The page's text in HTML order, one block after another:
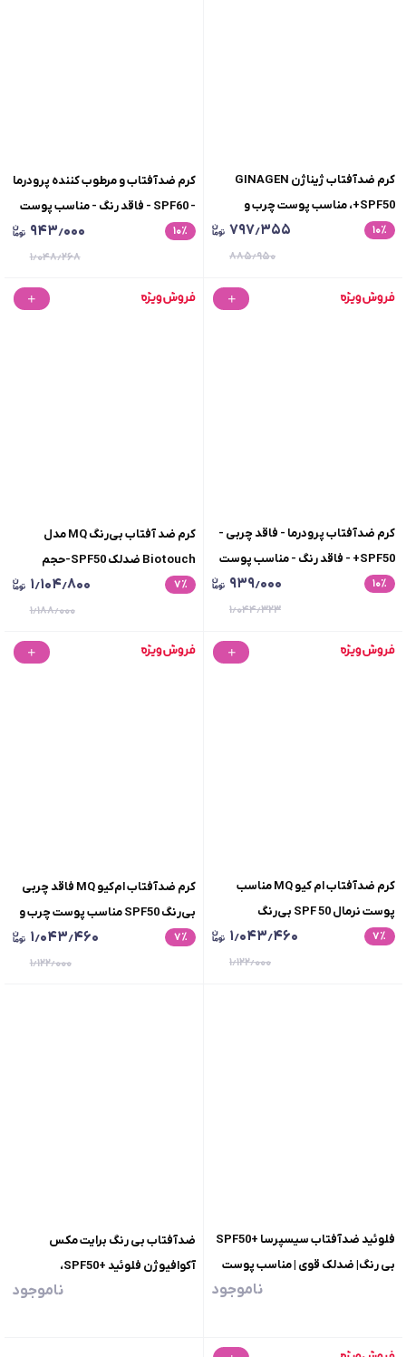
کرم ضدآفتاب ژیناژن GINAGEN
+SPF50، مناسب پوست چرب و
مختلط، بی رنگ، 50میلی لیتر
۱۰٪ ۷۹۷٫۳۵۵
۸۸۵٫۹۵۰
کرم ضدآفتاب و مرطوب کننده پرودرما
- SPF60 - فاقد رنگ - مناسب پوست
های معمولی و خشک - حجم 40 میل
۱۰٪ ۹۴۳٫۰۰۰
۱٫۰۴۸٫۲۶۸
کرم ضدآفتاب پرودرما - فاقد چربی -
SPF50+ - فاقد رنگ - مناسب پوست
چرب و مستعد آکنه
۱۰٪ ۹۳۹٫۰۰۰
۱٫۰۴۴٫۳۲۳
کرم ضد آفتاب بی‌رنگ MQ مدل
Biotouch ضدلک SPF50-حجم
55میلی لیتر۷٪ ۱٫۱۰۴٫۸۰۰
۱٫۱۸۸٫۰۰۰
کرم ضدآفتاب ام کیو MQ مناسب
پوست نرمال SPF 50 بی‌رنگ
۷٪ ۱٫۰۴۳٫۴۶۰
۱٫۱۲۲٫۰۰۰
کرم ضدآفتاب ام‌کیو MQ فاقد چربی
بی‌رنگ SPF50 مناسب پوست چرب و
مستعد آکنه
۷٪ ۱٫۰۴۳٫۴۶۰
۱٫۱۲۲٫۰۰۰
فلوئید ضدآفتاب سیسپرسا +SPF50
بی رنگ| ضدلک قوی | مناسب پوست
ناموجود
ضدآفتاب بی رنگ برایت مکس
آکوافیوژن فلوئید +SPF50،
ناموجود